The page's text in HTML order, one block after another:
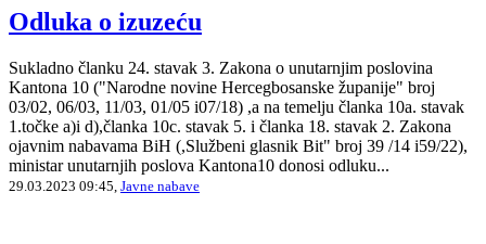
Odluka o izuzeću
Sukladno članku 24. stavak 3. Zakona o unutarnjim poslovina
Kantona 10 ("Narodne novine Hercegbosanske županije" broj
03/02, 06/03, 11/03, 01/05 i07/18) ,a na temelju članka 10a. stavak
1.točke a)i d),članka 10c. stavak 5. i članka 18. stavak 2. Zakona
ojavnim nabavama BiH (,Službeni glasnik Bit" broj 39 /14 i59/22),
ministar unutarnjih poslova Kantona10 donosi odluku...
29.03.2023 09:45, Javne nabave